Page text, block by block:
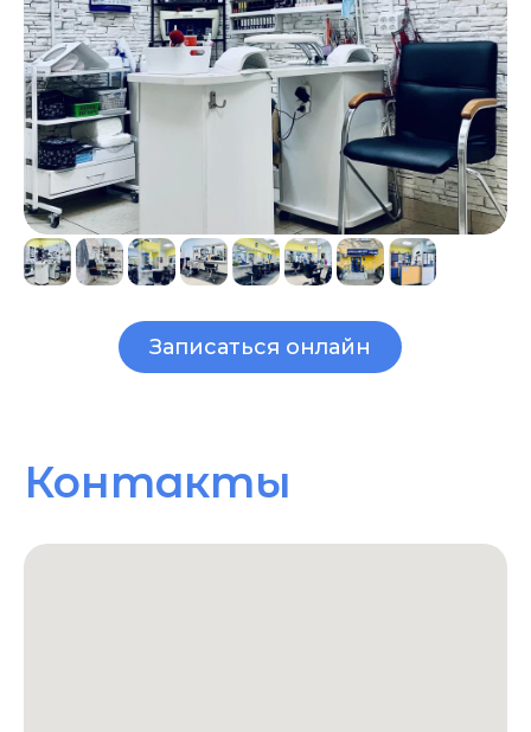
Записаться онлайн
Контакты